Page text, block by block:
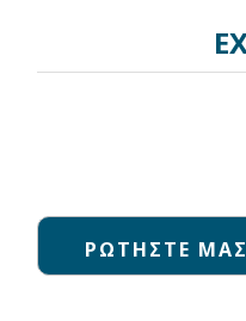
ΡΩΤΗΣΤΕ